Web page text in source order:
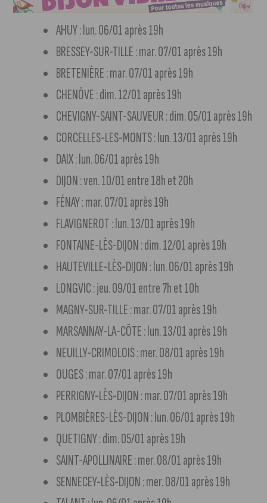
AHUY : lun. 06/01 après 19h
BRESSEY-SUR-TILLE : mar. 07/01 après 19h
BRETENIÈRE : mar. 07/01 après 19h
CHENÔVE : dim. 12/01 après 19h
CHEVIGNY-SAINT-SAUVEUR : dim. 05/01 après 19h
CORCELLES-LES-MONTS : lun. 13/01 après 19h
DAIX : lun. 06/01 après 19h
DIJON : ven. 10/01 entre 18h et 20h
FÉNAY : mar. 07/01 après 19h
FLAVIGNEROT : lun. 13/01 après 19h
FONTAINE-LÈS-DIJON : dim. 12/01 après 19h
HAUTEVILLE-LÈS-DIJON : lun. 06/01 après 19h
LONGVIC : jeu. 09/01 entre 7h et 10h
MAGNY-SUR-TILLE : mar. 07/01 après 19h
MARSANNAY-LA-CÔTE : lun. 13/01 après 19h
NEUILLY-CRIMOLOIS : mer. 08/01 après 19h
OUGES : mar. 07/01 après 19h
PERRIGNY-LÈS-DIJON : mar. 07/01 après 19h
PLOMBIÈRES-LÈS-DIJON : lun. 06/01 après 19h
QUETIGNY : dim. 05/01 après 19h
SAINT-APOLLINAIRE : mer. 08/01 après 19h
SENNECEY-LÈS-DIJON : mer. 08/01 après 19h